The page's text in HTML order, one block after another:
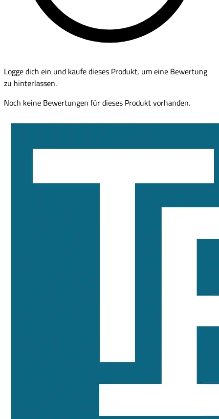
Logge dich ein und kaufe dieses Produkt, um eine Bewertung
zu hinterlassen.
Noch keine Bewertungen für dieses Produkt vorhanden.